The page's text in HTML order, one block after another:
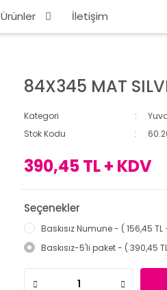
Ürünler İletişim
84X345 MAT
Kategori
Stok Kodu
390,45 TL + KDV
Seçenekler
Baskısız Numune - ( 156,45 TL
Baskısız-5'li paket - ( 390,45